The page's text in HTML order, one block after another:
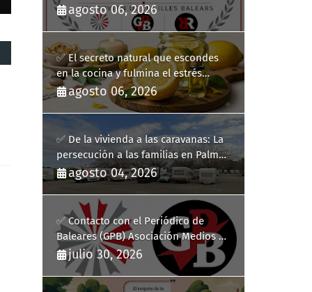
más de cinco años en la Guía de la
Comunicación del Govern de les Illes
agosto 06, 2026
✅ El secreto natural que escondes
en la cocina y fulmina el estrés
diario
agosto 06, 2026
✅ De la vivienda a las caravanas: La
persecución a las familias en Palma
y la complicidad de un fracaso
heredado
agosto 04, 2026
✅ Contacto con el Periódico de
Baleares (GPB) Asociación Medios de
Comunicación Digitales
julio 30, 2026